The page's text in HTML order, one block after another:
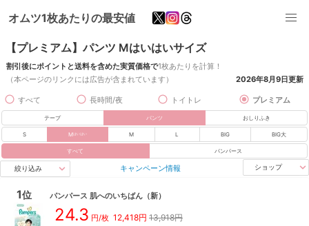
オムツ1枚あたりの最安値
【プレミアム】パンツ Mはいはいサイズ
割引後にポイントと送料を含めた実質価格で1枚あたりを計算！
（本ページのリンクには広告が含まれています）
2026年8月9日更新
すべて 長時間/夜 トイトレ プレミアム
テープ パンツ おしりふき
S M はいはい M L BIG BIG大
すべて パンパース
絞り込み キャンペーン情報 ショップ
1位 パンパース 肌へのいちばん （新）
24.3 円/枚 12,418円 13,918円